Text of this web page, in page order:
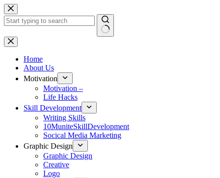
Skip
to
content
No
results
Home
About Us
Motivation
Motivation –
Life Hacks
Skill Development
Writing Skills
10MuniteSkillDevelopment
Socical Media Marketing
Graphic Design
Graphic Design
Creative
Logo